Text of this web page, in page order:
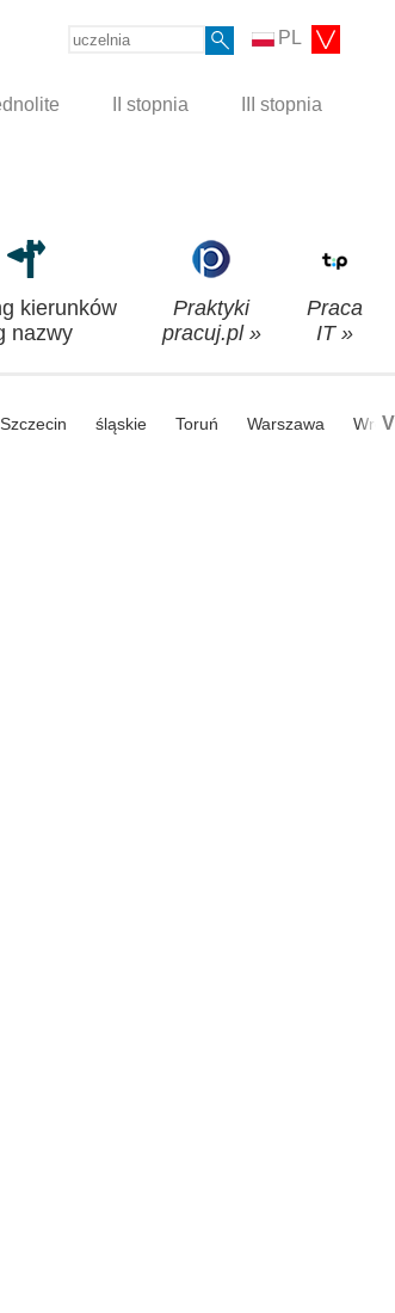
PL
II stopnia III stopnia
kierunków
nazwy
Praktyki
pracuj.pl »
Praca
IT »
Szczecin śląskie Toruń Warszawa V